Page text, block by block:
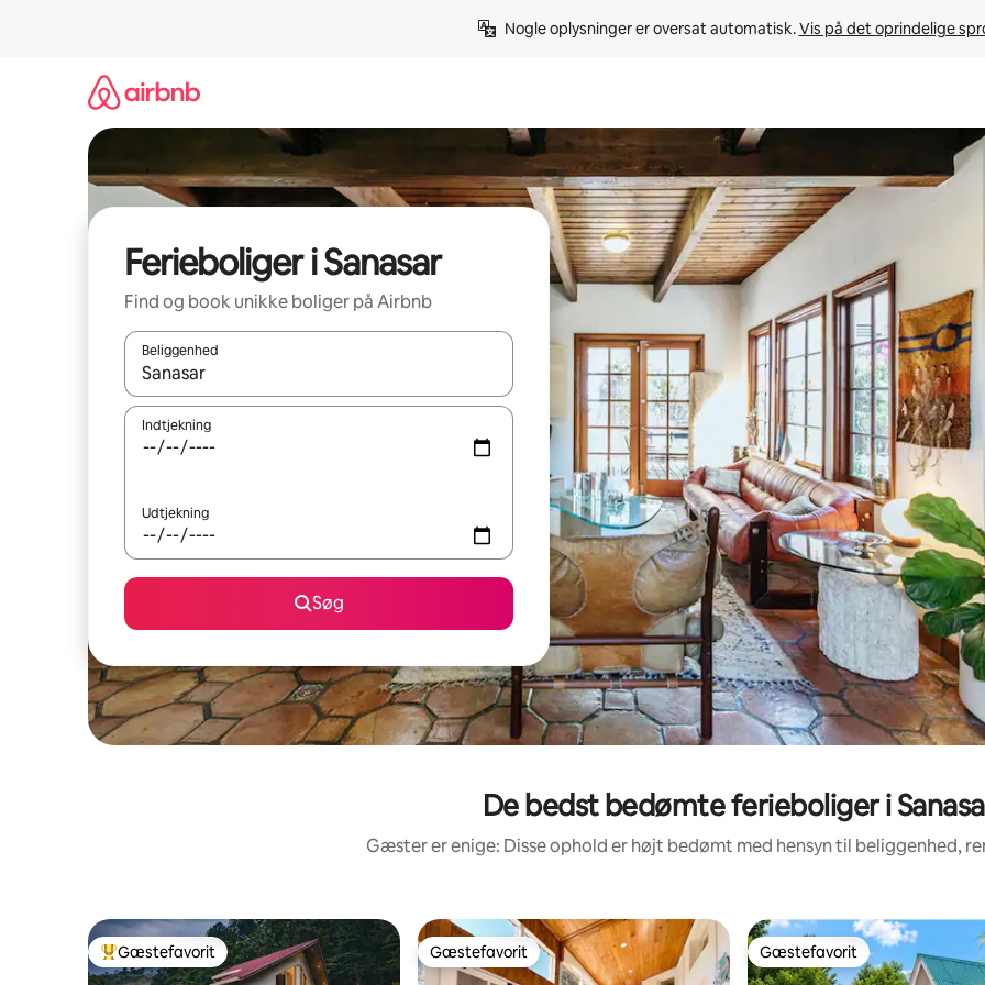
Nogle oplysninger er oversat automatisk. Vis på det oprindelige
Ferieboliger i Sanasar
Find og book unikke boliger på Airbnb
Beliggenhed
Når resultaterne er tilgængelige, skal du navigere med piletasterne op og ned eller se mere ved at trykke eller stryge.
Indtjekning
Udtjekning
Søg
De bedst bedømte ferieboliger i
Gæster er enige: Disse ophold er højt bedømt med hensyn til beliggenhed,
Bedste gæstefavorit
Gæstefavorit Gæstefavorit
Gæstefavorit Gæstefavorit
Gæstefavorit